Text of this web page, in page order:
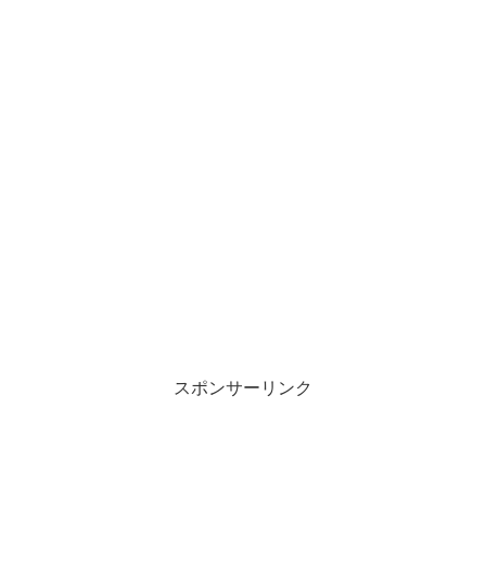
スポンサーリンク